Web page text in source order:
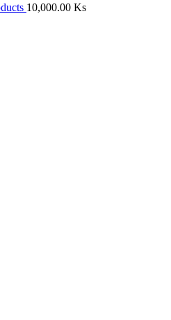
10,000.00 Ks